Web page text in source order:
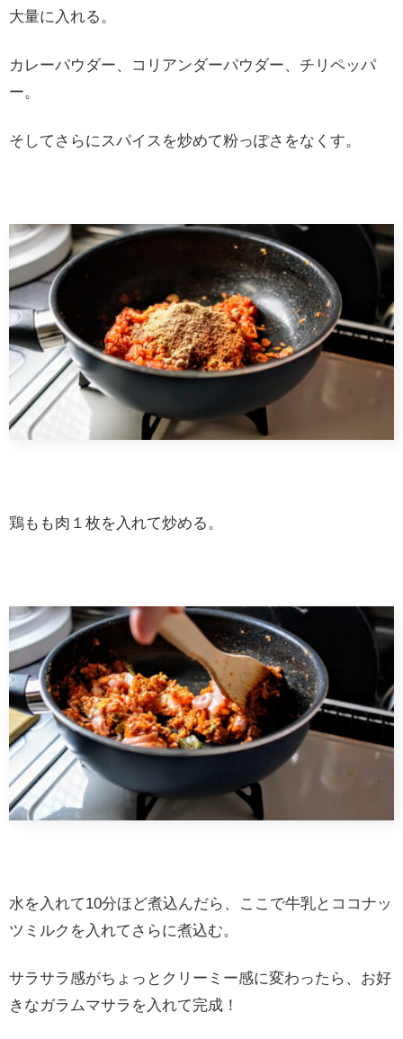
大量に入れる。
カレーパウダー、コリアンダーパウダー、チリペッパ
ー。
そしてさらにスパイスを炒めて粉っぽさをなくす。
鶏もも肉１枚を入れて炒める。
水を入れて10分ほど煮込んだら、ここで牛乳とココナッ
ツミルクを入れてさらに煮込む。
サラサラ感がちょっとクリーミー感に変わったら、お好
きなガラムマサラを入れて完成！